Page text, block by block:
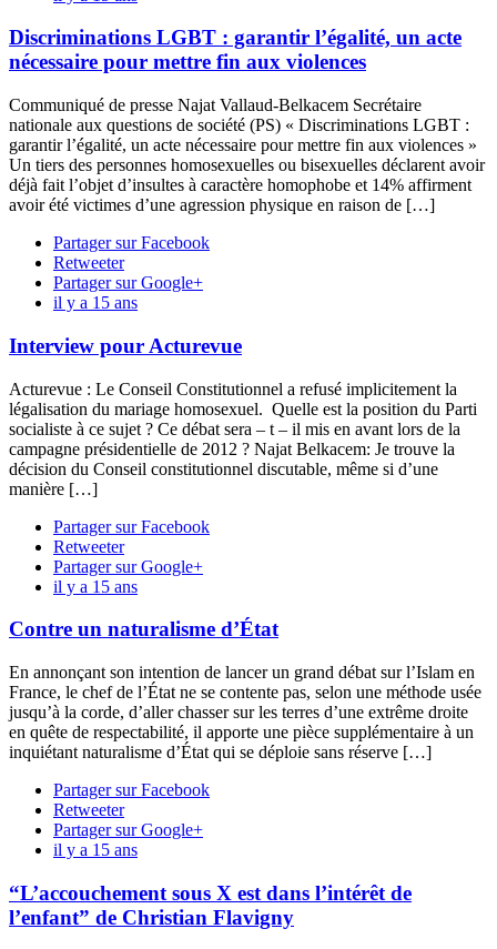
Discriminations LGBT : garantir l’égalité, un acte
nécessaire pour mettre fin aux violences
Communiqué de presse Najat Vallaud-Belkacem Secrétaire
nationale aux questions de société (PS) « Discriminations LGBT :
garantir l’égalité, un acte nécessaire pour mettre fin aux violences »
Un tiers des personnes homosexuelles ou bisexuelles déclarent avoir
déjà fait l’objet d’insultes à caractère homophobe et 14% affirment
avoir été victimes d’une agression physique en raison de […]
Partager sur Facebook
Retweeter
Partager sur Google+
il y a 15 ans
Interview pour Acturevue
Acturevue : Le Conseil Constitutionnel a refusé implicitement la
légalisation du mariage homosexuel. Quelle est la position du Parti
socialiste à ce sujet ? Ce débat sera – t – il mis en avant lors de la
campagne présidentielle de 2012 ? Najat Belkacem: Je trouve la
décision du Conseil constitutionnel discutable, même si d’une
manière […]
Partager sur Facebook
Retweeter
Partager sur Google+
il y a 15 ans
Contre un naturalisme d’État
En annonçant son intention de lancer un grand débat sur l’Islam en
France, le chef de l’État ne se contente pas, selon une méthode usée
jusqu’à la corde, d’aller chasser sur les terres d’une extrême droite
en quête de respectabilité, il apporte une pièce supplémentaire à un
inquiétant naturalisme d’État qui se déploie sans réserve […]
Partager sur Facebook
Retweeter
Partager sur Google+
il y a 15 ans
“L’accouchement sous X est dans l’intérêt de
l’enfant” de Christian Flavigny